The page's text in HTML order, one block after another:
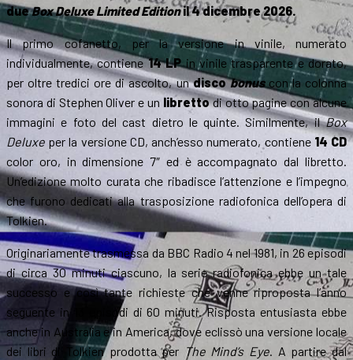
dueBox Deluxe Limited Editionil 4 dicembre 2026.
Il primo cofanetto, per la versione in vinile, numerato
individualmente, contiene14 LPin vinile trasparente e dorato,
per oltre tredici ore di ascolto, undiscobonuscon la colonna
sonora di Stephen Oliver e un librettodi otto pagine con alcune
immagini e foto del cast dietro le quinte. Similmente, ilBox
Deluxe per la versione CD, anch’esso numerato, contiene 14 CD
color oro, in dimensione 7″ ed è accompagnato dal libretto.
Un’edizione molto curata che ribadisce l’attenzione e l’impegno
che furono dedicati alla trasposizione radiofonica dell’opera di
Tolkien.
Originariamente trasmessa da BBC Radio 4 nel 1981, in 26 episodi
di circa 30 minuti ciascuno, la serie radiofonica ebbe un tale
successo e così tante richieste che venne riproposta l’anno
seguente in 13 episodi di 60 minuti. Risposta entusiasta ebbe
anche in Australia e in America, dove eclissò una versione locale
dei libri di Tolkien prodotta per The Mind’s Eye. A partire dal